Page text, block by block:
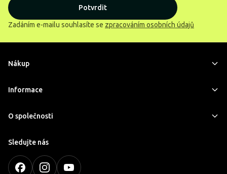
Potvrdit
Zadáním e-mailu souhlasíte se zpracováním osobních údajů
Nákup
Informace
O společnosti
Sledujte nás